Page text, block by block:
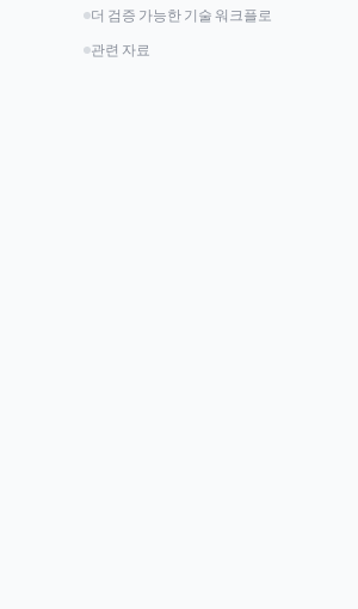
고급 통합 전략
신흥 교육 패러다임
미래 AI 학습을 위한 실질적 준비
AI가 전통적 노트 작성에 비해 코딩 튜토리
더 검증 가능한 기술 워크플로
관련 자료